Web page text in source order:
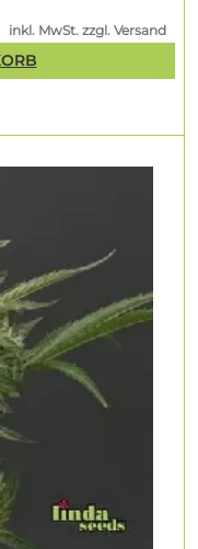
inkl. MwSt. zzgl. Versand